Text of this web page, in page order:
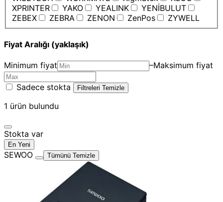
XPRINTER
YAKO YEALINK
YENİBULUT
ZEBEX
ZEBRA ZENON ZenPos ZYWELL
Fiyat Aralığı (yaklaşık)
Minimum fiyat –Maksimum fiyat
Sadece stokta Filtreleri Temizle
1 ürün bulundu
Stokta var
En Yeni
SEWOO Tümünü Temizle